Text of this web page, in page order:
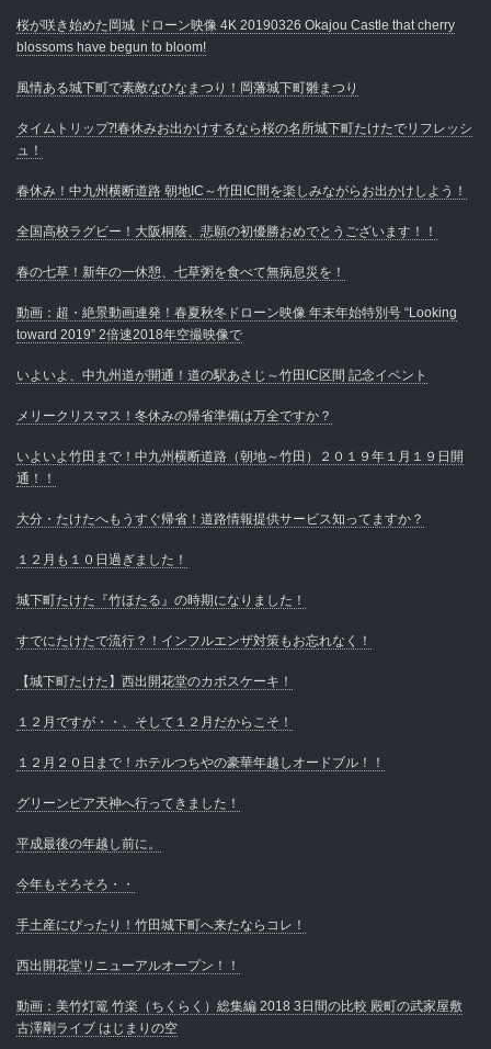
桜が咲き始めた岡城 ドローン映像 4K 20190326 Okajou Castle that cherry
blossoms have begun to bloom!
風情ある城下町で素敵なひなまつり！岡藩城下町雛まつり
タイムトリップ⁈春休みお出かけするなら桜の名所城下町たけたでリフレッシ
ュ！
春休み！中九州横断道路 朝地IC～竹田IC間を楽しみながらお出かけしよう！
全国高校ラグビー！大阪桐蔭、悲願の初優勝おめでとうございます！！
春の七草！新年の一休憩、七草粥を食べて無病息災を！
動画：超・絶景動画連発！春夏秋冬ドローン映像 年末年始特別号 “Looking
toward 2019” 2倍速2018年空撮映像で
いよいよ、中九州道が開通！道の駅あさじ～竹田IC区間 記念イベント
メリークリスマス！冬休みの帰省準備は万全ですか？
いよいよ竹田まで！中九州横断道路（朝地～竹田）２０１９年１月１９日開
通！！
大分・たけたへもうすぐ帰省！道路情報提供サービス知ってますか？
１２月も１０日過ぎました！
城下町たけた『竹ほたる』の時期になりました！
すでにたけたで流行？！インフルエンザ対策もお忘れなく！
【城下町たけた】西出開花堂のカボスケーキ！
１２月ですが・・、そして１２月だからこそ！
１２月２０日まで！ホテルつちやの豪華年越しオードブル！！
グリーンピア天神へ行ってきました！
平成最後の年越し前に。
今年もそろそろ・・
手土産にぴったり！竹田城下町へ来たならコレ！
西出開花堂リニューアルオープン！！
動画：美竹灯篭 竹楽（ちくらく）総集編 2018 3日間の比較 殿町の武家屋敷
古澤剛ライブ はじまりの空